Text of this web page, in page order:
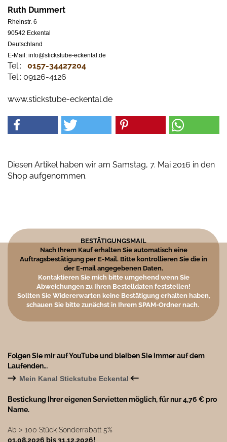
Ruth Dummert
Rheinstr. 6
90542 Eckental
Deutschland
E-Mail: info@stickstube-eckental.de
Tel.: 0157-34427204​
Tel.: 09126-4126
www.stickstube-eckental.de
Diesen Artikel haben wir am Samstag, 7. Mai 2016 in den
Shop aufgenommen.
BESTÄTIGUNGSMAIL
Nach Ihrem Kauf erhalten Sie automatisch eine
Auftragsbestätigung per E-Mail. Bitte kontrollieren Sie die in
der E-mail angegebenen Daten.
Kontaktieren Sie mich bitte umgehend wenn Sie
Abweichungen zu Ihren Bestelldaten feststellen!
Sollten Sie Widererwarten keine Bestätigung erhalten haben,
schauen Sie bitte zunächst in Ihrem SPAM-Ordner nach.
Folgen Sie mir auf YouTube und bleiben Sie immer auf dem
Laufenden…
→ Mein Kanal Stickstube Eckental ←
Bestickung Ihrer eigenen Servietten möglich, für nur 4,76 € pro
Name.
Ab ˃ 100 Stück Sonderrabatt 5%
01.08.2026 bis 31.12.2026!